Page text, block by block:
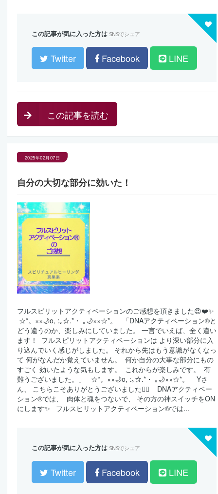
この記事が気に入った方は SNSでシェア
Twitter Facebook LINE
この記事を読む
2025年02月07日
自分の大切な部分に効いた！
フルスピリットアクティベーションのご感想を頂きました😍❤️✨ ⁡
⁡ ☆*。××🌙o, :｡☆.*・ ｡🌙××☆*。 ⁡ ⁡ 「DNAアクティベーション®︎と
どう違うのか、楽しみにしていました。 一言でいえば、全く違い
ます！ ⁡ フルスピリットアクティベーションは より深い部分に入
り込んでいく感じがしました。 それから先はもう意識がなくなっ
て 何がなんだか覚えていません。 ⁡ 何か自分の大事な部分にもの
すごく 効いたような気もします。 ⁡ これからが楽しみです。 ⁡ 有
難うございました。」 ⁡ ⁡ ☆*。××🌙o, :｡☆.*・ ｡🌙××☆*。 ⁡ ⁡ ⁡ Yさ
ん、 こちらこそありがとうございました🙇‍♀️ ⁡ ⁡ ⁡ DNAアクティベー
ション®︎では、 ⁡ 肉体と魂をつないで、 その方の神スイッチをON
にします✨ ⁡ ⁡ フルスピリットアクティベーション®︎では...
この記事が気に入った方は SNSでシェア
Twitter Facebook LINE